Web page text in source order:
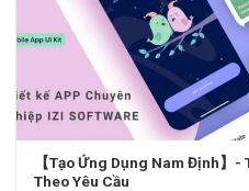
【Tạo Ứng Dụng Nam Định】
Theo Yêu Cầu